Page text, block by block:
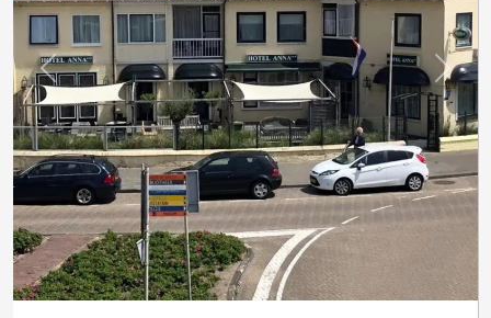
Previous Next